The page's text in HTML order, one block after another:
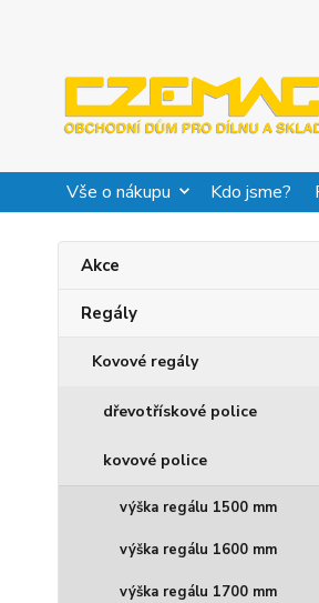
Vše o nákupu Kdo jsme?
Akce
Regály
Kovové regály
dřevotřískové police
kovové police
výška regálu 1500 mm
výška regálu 1600 mm
výška regálu 1700 mm